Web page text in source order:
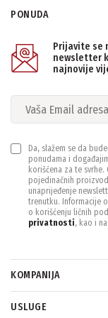
PONUDA
Prijavite se
newsletter
najnovije
Da, slažem se da
ponudama i
korišćena za te
pojedinačnih
unaprijeđenje
trenutku. Informacije
o korišćenju ličnih
privatnosti, kao i
KOMPANIJA
USLUGE